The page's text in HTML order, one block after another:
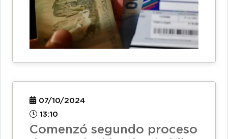
07/10/2024
13:10
Comenzó segundo proceso